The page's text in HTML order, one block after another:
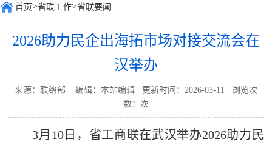
首页>省联工作>省联要闻
2026助力民企出海拓市场对接交流会在
汉举办
来源：联络部 编辑：本站编辑 更新时间：2026-03-11 浏览次
数： 次
3月10日，省工商联在武汉举办2026助力民